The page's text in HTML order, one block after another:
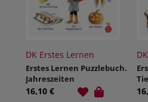
DK Erstes Lernen
Erstes Lernen Puzzlebuch.
Jahreszeiten
16,10 €